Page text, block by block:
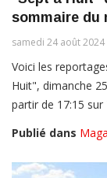
sommaire du
samedi 24 août 2024
Voici les
Huit", dimanche
partir de 17:15 sur
Publié dans